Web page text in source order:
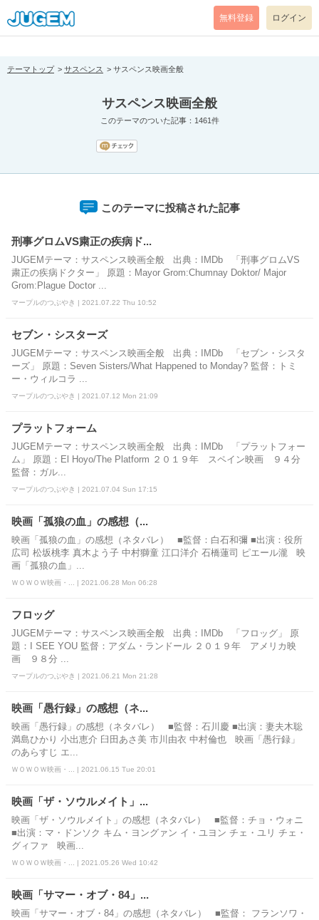
[pear_error: message="Success" code=0 mode=return level=notice
prefix="" info=""]
無料登録 ログイン
テーマトップ サスペンス サスペンス映画全般
サスペンス映画全般
このテーマのついた記事：1461件
このテーマに投稿された記事
刑事グロムVS粛正の疾病ド...
JUGEMテーマ：サスペンス映画全般 出典：IMDb 「刑事グロムVS
粛正の疾病ドクター」 原題：Mayor Grom:Chumnay Doktor/ Major
Grom:Plague Doctor ...
マープルのつぶやき | 2021.07.22 Thu 10:52
セブン・シスターズ
JUGEMテーマ：サスペンス映画全般 出典：IMDb 「セブン・シスタ
ーズ」 原題：Seven Sisters/What Happened to Monday? 監督：トミ
ー・ウィルコラ ...
マープルのつぶやき | 2021.07.12 Mon 21:09
プラットフォーム
JUGEMテーマ：サスペンス映画全般 出典：IMDb 「プラットフォー
ム」 原題：El Hoyo/The Platform ２０１９年 スペイン映画 ９４分
監督：ガル...
マープルのつぶやき | 2021.07.04 Sun 17:15
映画「孤狼の血」の感想（...
映画「孤狼の血」の感想（ネタバレ） ■監督：白石和彌 ■出演：役所
広司 松坂桃李 真木よう子 中村獅童 江口洋介 石橋蓮司 ピエール瀧 映
画「孤狼の血」...
ＷＯＷＯＷ映画・... | 2021.06.28 Mon 06:28
フロッグ
JUGEMテーマ：サスペンス映画全般 出典：IMDb 「フロッグ」 原
題：I SEE YOU 監督：アダム・ランドール ２０１９年 アメリカ映
画 ９８分 ...
マープルのつぶやき | 2021.06.21 Mon 21:28
映画「愚行録」の感想（ネ...
映画「愚行録」の感想（ネタバレ） ■監督：石川慶 ■出演：妻夫木聡
満島ひかり 小出恵介 臼田あさ美 市川由衣 中村倫也 映画「愚行録」
のあらすじ エ...
ＷＯＷＯＷ映画・... | 2021.06.15 Tue 20:01
映画「ザ・ソウルメイト」...
映画「ザ・ソウルメイト」の感想（ネタバレ） ■監督：チョ・ウォニ
■出演：マ・ドンソク キム・ヨングァン イ・ユヨン チェ・ユリ チェ・
グィファ 映画...
ＷＯＷＯＷ映画・... | 2021.05.26 Wed 10:42
映画「サマー・オブ・84」...
映画「サマー・オブ・84」の感想（ネタバレ） ■監督： フランソワ・